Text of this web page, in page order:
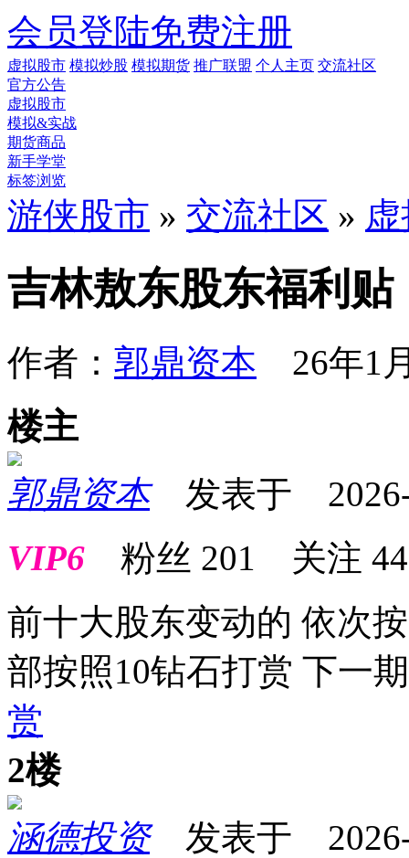
会员登陆免费注册
虚拟股市 模拟炒股 模拟期货 推广联盟 个人主页 交流社区
官方公告
虚拟股市
模拟&实战
期货商品
新手学堂
标签浏览
游侠股市 » 交流社区 »
吉林敖东股东福利贴
作者： 郭鼎资本 26年1
楼主
郭鼎资本发表于 2026-
VIP6 粉丝 201 关注 44
前十大股东变动的 依次
部按照10钻石打赏 下一
赏
2楼
涵德投资发表于 2026-